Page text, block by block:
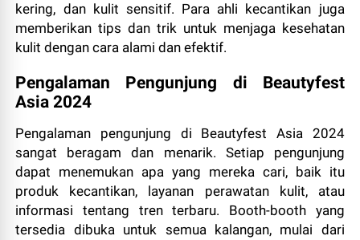
kering, dan kulit sensitif. Para ahli kecantikan juga
memberikan tips dan trik untuk menjaga kesehatan
kulit dengan cara alami dan efektif.
Pengalaman Pengunjung di Beautyfest
Asia 2024
Pengalaman pengunjung di Beautyfest Asia 2024
sangat beragam dan menarik. Setiap pengunjung
dapat menemukan apa yang mereka cari, baik itu
produk kecantikan, layanan perawatan kulit, atau
informasi tentang tren terbaru. Booth-booth yang
tersedia dibuka untuk semua kalangan, mulai dari